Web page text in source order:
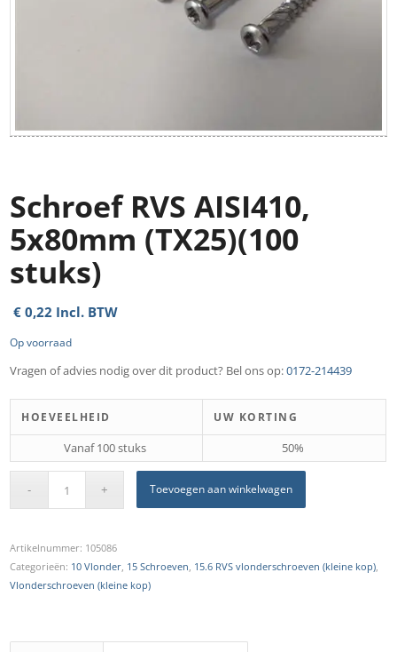
Schroef RVS AISI410,
5x80mm (TX25)(100
stuks)
€ 0,22 Incl. BTW
Op voorraad
Vragen of advies nodig over dit product? Bel ons op:0172-214439
HOEVEELHEID UW KORTING
Vanaf 100 stuks 50%
Toevoegen aan winkelwagen
Artikelnummer: 105086
Categorieën: 10 Vlonder, 15 Schroeven, 15.6 RVS vlonderschroeven (kleine kop),
Vlonderschroeven (kleine kop)